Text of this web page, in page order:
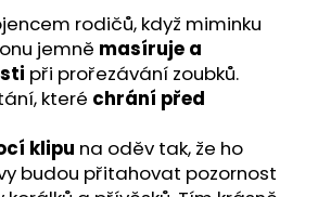
rodičů, když miminku
jemně masíruje a
při prořezávání zoubků.
které chrání před
klipu na oděv tak, že ho
budou přitahovat pozornost